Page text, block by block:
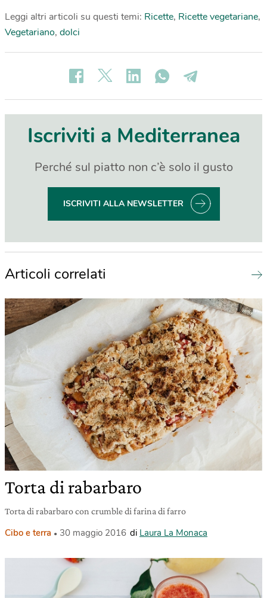
Leggi altri articoli su questi temi: Ricette, Ricette vegetariane,
Vegetariano, dolci
Iscriviti a Mediterranea
Perché sul piatto non c’è solo il gusto
ISCRIVITI ALLA NEWSLETTER
Articoli correlati
Torta di rabarbaro
Torta di rabarbaro con crumble di farina di farro
Cibo e terra 30 maggio 2016 di Laura La Monaca